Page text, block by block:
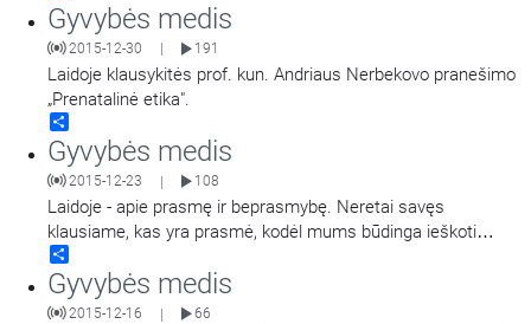
Gyvybės medis
2015-12-30 191
Laidoje klausykitės prof. kun. Andriaus Nerbekovo pranešimo
„Prenatalinė etika".
Gyvybės medis
2015-12-23 | 108
Laidoje - apie prasmę ir beprasmybę. Neretai savęs
klausiame, kas yra prasmė, kodėl mums būdinga ieškoti
prasmės savo gyvenime, kodėl patiriame beprasmybės
jausmus, - o gal tai irgi prasminga? Apie tai svarsto ir
diskutuoja psichologės dr. Vaiva Klimaitė ir Dovilė Grigienė.
Gyvybės medis
2015-12-16 | 66